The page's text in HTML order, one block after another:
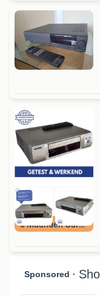
6 Maanden Garantie